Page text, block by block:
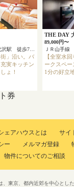
京王井の頭線 下北沢駅 徒歩7分
」沿い。バ
実キッチン
ょ！
券
THE DAY
89,000円〜
ＪＲ山手
【全室水
ークスペ
1分の好立
ェアハウスとは
サイ
ー
メルマガ登録
物件についてのご相談
、東京、都内近郊を中心とし